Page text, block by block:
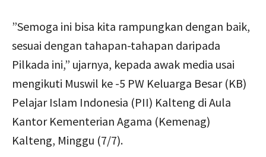
”Semoga ini bisa kita rampungkan dengan baik,
sesuai dengan tahapan-tahapan daripada
Pilkada ini,” ujarnya, kepada awak media usai
mengikuti Muswil ke -5 PW Keluarga Besar (KB)
Pelajar Islam Indonesia (PII) Kalteng di Aula
Kantor Kementerian Agama (Kemenag)
Kalteng, Minggu (7/7).